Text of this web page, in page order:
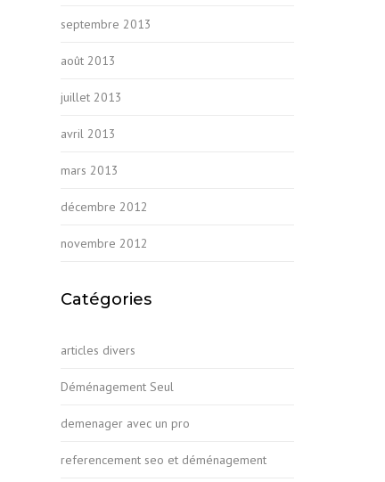
septembre 2013
août 2013
juillet 2013
avril 2013
mars 2013
décembre 2012
novembre 2012
Catégories
articles divers
Déménagement Seul
demenager avec un pro
referencement seo et déménagement